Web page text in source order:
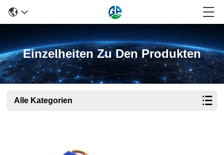
Einzelheiten Zu Den Produkten
Alle Kategorien